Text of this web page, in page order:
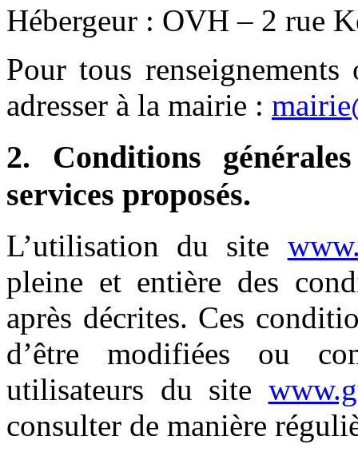
Hébergeur : OVH – 2 rue
Pour tous
adresser à la mairie :
2. Conditions
services proposés.
L’utilisation du site
pleine et entière des
après décrites. Ces
d’être modifiées ou
utilisateurs du site
consulter de manière